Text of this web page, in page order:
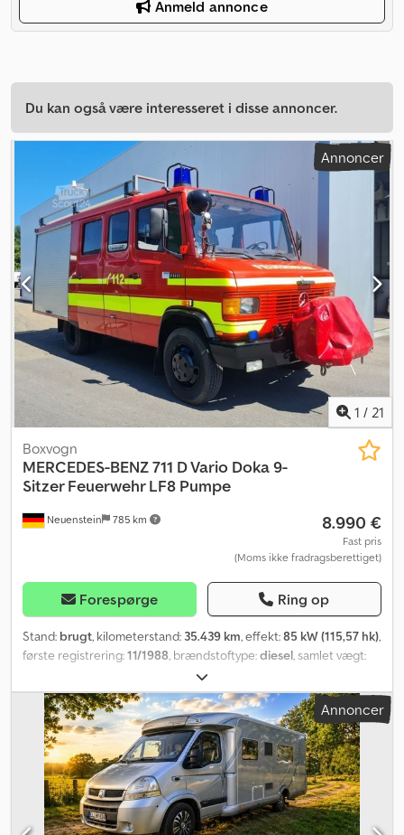
Anmeld annonce
Du kan også være interesseret i disse annoncer.
Annoncer
1 / 21
Neuenstein 785 km
Boxvogn
MERCEDES-BENZ711 D Vario Doka 9-
Sitzer Feuerwehr LF8 Pumpe
8.990 €
Fast pris
(Moms ikke fradragsberettiget)
Forespørge Ring op
Stand: brugt, kilometerstand: 35.439 km, effekt:85 kW (115,57 hk),
første registrering:11/1988 , brændstoftype:diesel , samlet vægt:
mekanisk
Køretøjs-ID til telefoniske henvendelser * Brandbil, LF8 *
Dobbeltkabine, 9 sæder, 4 døre * 5-trins manuel gearkasse,
dobbeltdæk, bladfjeder, anhængertræk med kuglehoved
(anhængerlast: 1.920 kg) * Metz påbygning med rullepersienner,
tag kan betrædes * Frontmonteret pumpe FP 8/8 Chsdpfjw Nd
Ntox Ah Sea * Dæk for: 8.5R17,5 (14/13 mm) * Dæk bag: 8.5R17,5
(13/13/13/13 mm) ----vores e-mailadresse: vores service til dig: -
Indhentning af midlertidige eller toldplader -
Annoncer